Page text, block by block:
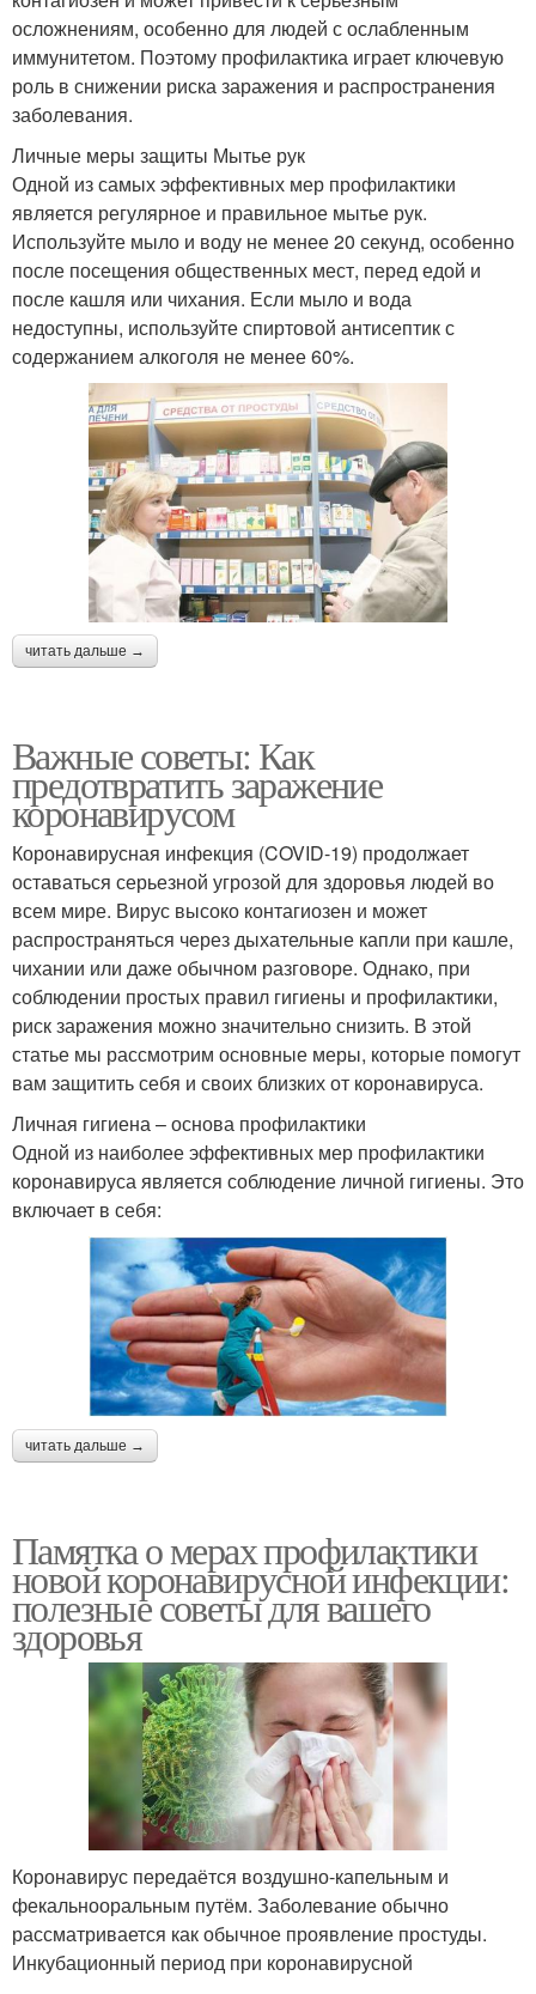
осложнениям, особенно для людей с ослабленным
иммунитетом. Поэтому профилактика играет ключевую
роль в снижении риска заражения и распространения
заболевания.
Личные меры защиты Мытье рук
Одной из самых эффективных мер профилактики
является регулярное и правильное мытье рук.
Используйте мыло и воду не менее 20 секунд, особенно
после посещения общественных мест, перед едой и
после кашля или чихания. Если мыло и вода
недоступны, используйте спиртовой антисептик с
содержанием алкоголя не менее 60%.
читать дальше →
Важные советы: Как
предотвратить заражение
коронавирусом
Коронавирусная инфекция (COVID-19) продолжает
оставаться серьезной угрозой для здоровья людей во
всем мире. Вирус высоко контагиозен и может
распространяться через дыхательные капли при кашле,
чихании или даже обычном разговоре. Однако, при
соблюдении простых правил гигиены и профилактики,
риск заражения можно значительно снизить. В этой
статье мы рассмотрим основные меры, которые помогут
вам защитить себя и своих близких от коронавируса.
Личная гигиена – основа профилактики
Одной из наиболее эффективных мер профилактики
коронавируса является соблюдение личной гигиены. Это
включает в себя:
читать дальше →
Памятка о мерах профилактики
новой коронавирусной инфекции:
полезные советы для вашего
здоровья
Коронавирус передаётся воздушно-капельным и
фекальнооральным путём. Заболевание обычно
рассматривается как обычное проявление простуды.
Инкубационный период при коронавирусной